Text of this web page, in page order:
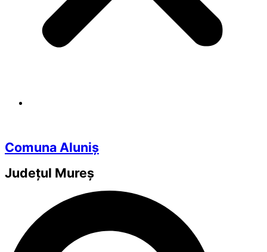
Comuna Aluniș
Județul Mureș